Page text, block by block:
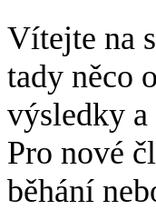
Vítejte na
tady něco
výsledky a
Pro nové
běhání